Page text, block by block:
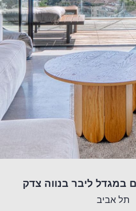
במגדל ליבר בנווה צדק
תל אביב